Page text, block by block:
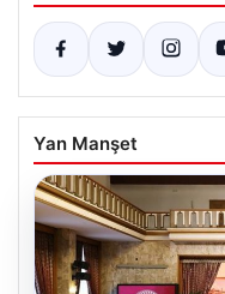
Yan Manşet